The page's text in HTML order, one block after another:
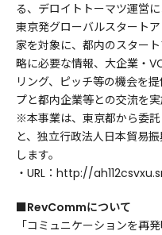
る、デロイトトーマツ運営
東京発グローバルスタート
家を対象に、都内のスター
略に必要な情報、大企業・
リング、ピッチ等の機会を
プと都内企業等との交流を実
※本事業は、東京都から委
と、独立行政法人日本貿易
します。
・URL：http://
■RevCommについて
「コミュニケーションを再